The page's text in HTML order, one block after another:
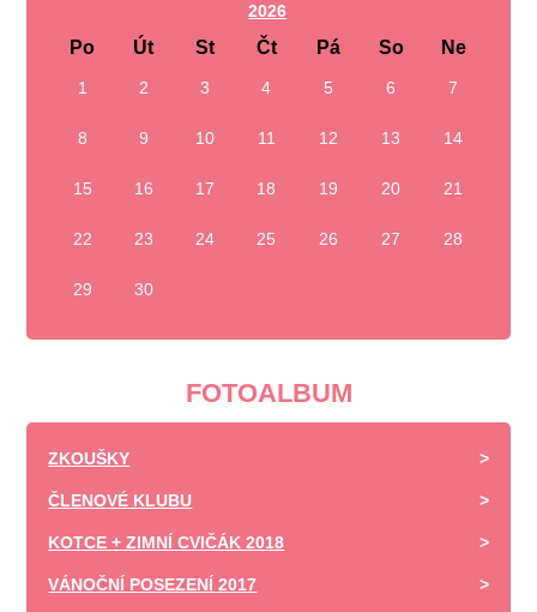
2026
Po Út St Čt Pá So Ne
1 2 3 4 5 6 7
8 9 10 11 12 13 14
15 16 17 18 19 20 21
22 23 24 25 26 27 28
29 30
FOTOALBUM
ZKOUŠKY
ČLENOVÉ KLUBU
KOTCE + ZIMNÍ CVIČÁK 2018
VÁNOČNÍ POSEZENÍ 2017